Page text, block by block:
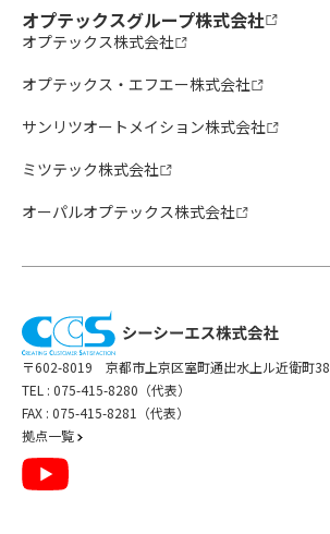
オプテックスグループ株式会社
オプテックス株式会社
オプテックス・エフエー株式会社
サンリツオートメイション株式会社
ミツテック株式会社
オーパルオプテックス株式会社
〒602-8019 京都市上京区室町通出水上ル近衛町38
TEL : 075-415-8280（代表）
FAX : 075-415-8281（代表）
拠点一覧